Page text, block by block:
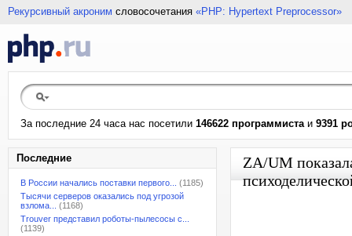
Рекурсивный акроним словосочетания «PHP: Hypertext Preprocessor»
За последние 24 часа нас посетили 146622 программистаи 9391
Последние
В России начались поставки первого...
(1185)
Тысячи серверов оказались под угрозой
взлома...
(1168)
Trouver представил роботы-пылесосы с...
(1139)
ZA/UM